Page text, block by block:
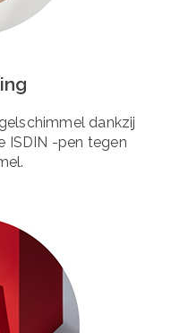
dankzij
ISDIN -pen tegen